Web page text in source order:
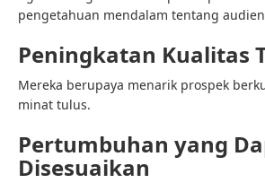
pengetahuan mendalam tentang
Peningkatan Kualitas
Mereka berupaya menarik prospek
minat tulus.
Pertumbuhan yang
Disesuaikan